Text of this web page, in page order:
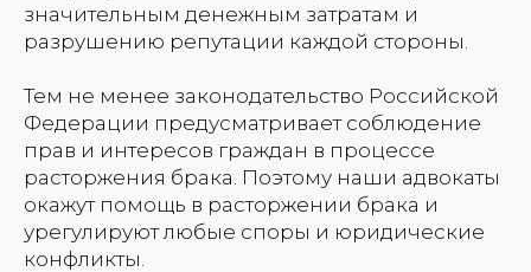
значительным денежным затратам и
разрушению репутации каждой стороны.
Тем не менее законодательство Российской
Федерации предусматривает соблюдение
прав и интересов граждан в процессе
расторжения брака. Поэтому наши адвокаты
окажут помощь в расторжении брака и
урегулируют любые споры и юридические
конфликты.